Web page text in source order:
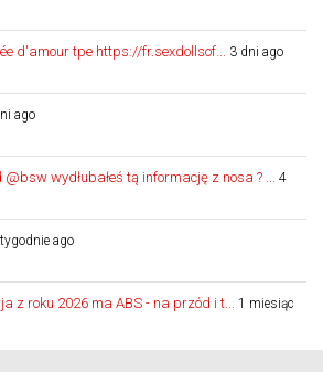
d'amour tpe https://fr.sexdollsof... 3 dni ago
ago
wydłubałeś tą informację z nosa ? ...
4
ago
z roku 2026 ma ABS - na przód i t...
1 miesiąc